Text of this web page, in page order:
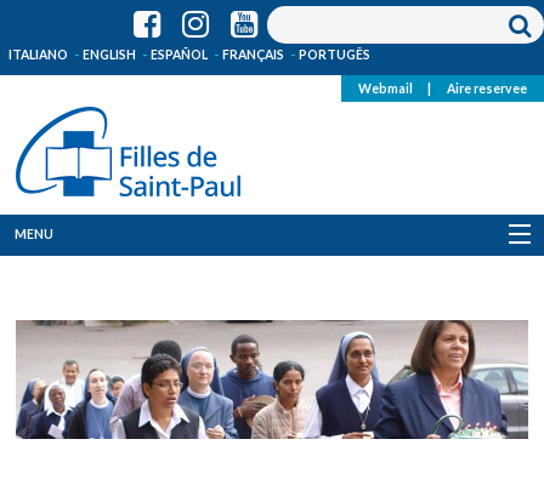
ITALIANO ENGLISH ESPAÑOL FRANÇAIS PORTUGÊS
Webmail Aire reservee
MENU
Où sommes-nous
News